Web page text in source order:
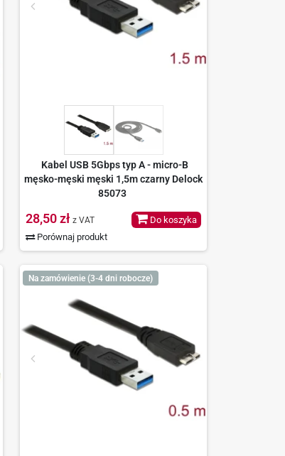
Kabel USB 5Gbps typ A - micro-B
męsko-męski męski 1,5m czarny Delock
85073
28,50 zł z VAT
Porównaj produkt
Do koszyka
Na zamówienie (3-4 dni robocze)